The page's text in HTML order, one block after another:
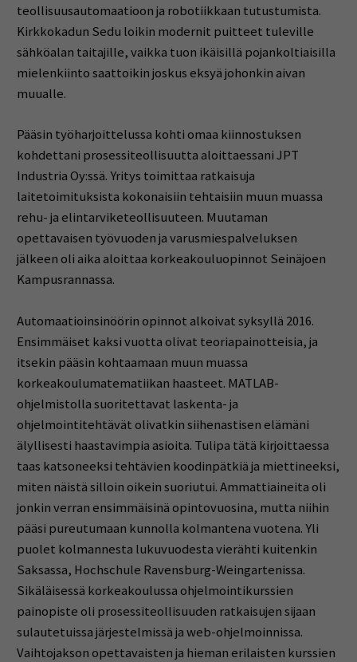
teollisuusautomaatioon ja robotiikkaan tutustumista.
Kirkkokadun Sedu loikin modernit puitteet tuleville
sähköalan taitajille, vaikka tuon ikäisillä pojankoltiaisilla
mielenkiinto saattoikin joskus eksyä johonkin aivan
muualle.
Pääsin työharjoittelussa kohti omaa kiinnostuksen
kohdettani prosessiteollisuutta aloittaessani JPT
Industria Oy:ssä. Yritys toimittaa ratkaisuja
laitetoimituksista kokonaisiin tehtaisiin muun muassa
rehu- ja elintarviketeollisuuteen. Muutaman
opettavaisen työvuoden ja varusmiespalveluksen
jälkeen oli aika aloittaa korkeakouluopinnot Seinäjoen
Kampusrannassa.
Automaatioinsinöörin opinnot alkoivat syksyllä 2016.
Ensimmäiset kaksi vuotta olivat teoriapainotteisia, ja
itsekin pääsin kohtaamaan muun muassa
korkeakoulumatematiikan haasteet. MATLAB-
ohjelmistolla suoritettavat laskenta- ja
ohjelmointitehtävät olivatkin siihenastisen elämäni
älyllisesti haastavimpia asioita. Tulipa tätä kirjoittaessa
taas katsoneeksi tehtävien koodinpätkiä ja miettineeksi,
miten näistä silloin oikein suoriutui. Ammattiaineita oli
jonkin verran ensimmäisinä opintovuosina, mutta niihin
pääsi pureutumaan kunnolla kolmantena vuotena. Yli
puolet kolmannesta lukuvuodesta vierähti kuitenkin
Saksassa, Hochschule Ravensburg-Weingartenissa.
Sikäläisessä korkeakoulussa ohjelmointikurssien
painopiste oli prosessiteollisuuden ratkaisujen sijaan
sulautetuissa järjestelmissä ja web-ohjelmoinnissa.
Vaihtojakson opettavaisten ja hieman erilaisten kurssien